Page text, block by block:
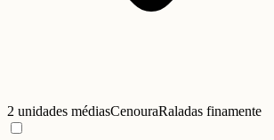
2 unidades médiasCenouraRaladas finamente